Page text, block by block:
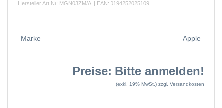
Hersteller Art.Nr: MGN03ZM/A| EAN: 0194252025109
Marke Apple
Preise: Bitte anmelden!
(exkl. 19% MwSt.) zzgl. Versandkosten